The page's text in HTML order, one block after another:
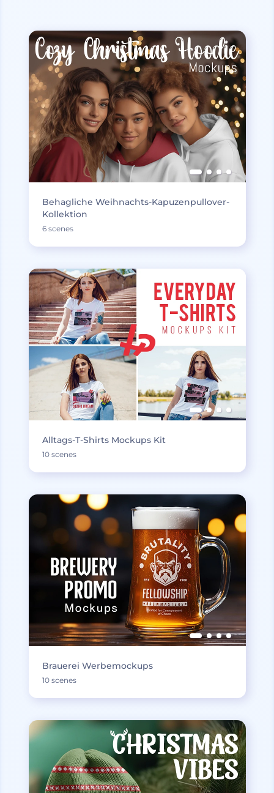
Behagliche Weihnachts-Kapuzenpullover-
Kollektion
6 scenes
Alltags-T-Shirts Mockups Kit
10 scenes
Brauerei Werbemockups
10 scenes